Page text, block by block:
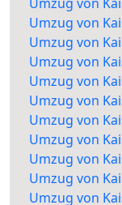
Umzug von
Umzug von
Umzug von
Umzug von
Umzug von
Umzug von
Umzug von
Umzug von
Umzug von
Umzug von